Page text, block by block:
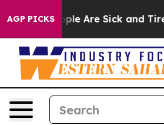
AGP PICKS
“People Are Sick and Tired